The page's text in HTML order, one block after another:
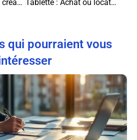
L’IA révolutionne la création graphique : une nouvelle ère artistique
Tablette : Achat ou location ? Le guide complet pour faire le bon choix
qui pourraient vous